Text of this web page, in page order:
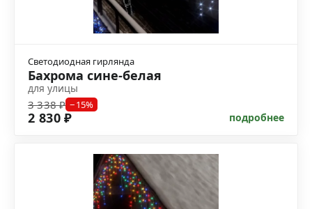
Светодиодная гирлянда
Бахрома сине-белая
для улицы
3 338 ₽ −15%
2 830 ₽ подробнее